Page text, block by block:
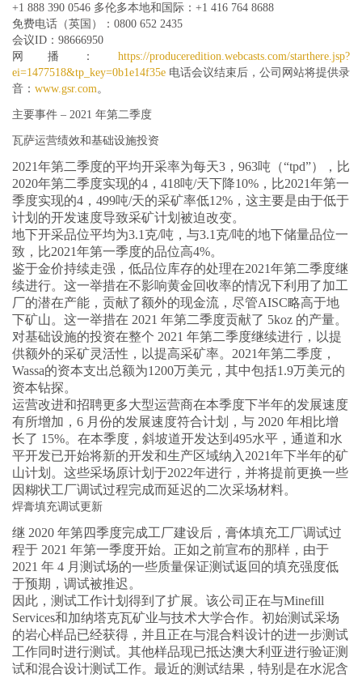
+1 888 390 0546 多伦多本地和国际：+1 416 764 8688
免费电话（英国）： 0800 652 2435
会议ID： 98666950
网播： https://produceredition.webcasts.com/starthere.jsp?
ei=1477518&tp_key=0b1e14f35e 电话会议结束后，公司网站将提供录
音： www.gsr.com 。
主要事件 – 2021 年第二季度
瓦萨运营绩效和基础设施投资
2021年第二季度的平均开采率为每天3，963吨（“tpd”），比
2020年第二季度实现的4，418吨/天下降10%，比2021年第一
季度实现的4，499吨/天的采矿率低12%，这主要是由于低于
计划的开发速度导致采矿计划被迫改变。
地下开采品位平均为3.1克/吨，与3.1克/吨的地下储量品位一
致，比2021年第一季度的品位高4%。
鉴于金价持续走强，低品位库存的处理在2021年第二季度继
续进行。这一举措在不影响黄金回收率的情况下利用了加工
厂的潜在产能，贡献了额外的现金流，尽管AISC略高于地
下矿山。这一举措在 2021 年第二季度贡献了 5koz 的产量。
对基础设施的投资在整个 2021 年第二季度继续进行，以提
供额外的采矿灵活性，以提高采矿率。2021年第二季度，
Wassa的资本支出总额为1200万美元，其中包括1.9万美元的
资本钻探。
运营改进和招聘更多大型运营商在本季度下半年的发展速度
有所增加，6 月份的发展速度符合计划，与 2020 年相比增
长了 15%。在本季度，斜坡道开发达到495水平，通道和水
平开发已开始将新的开发和生产区域纳入2021年下半年的矿
山计划。这些采场原计划于2022年进行，并将提前更换一些
因糊状工厂调试过程完成而延迟的二次采场材料。
焊膏填充调试更新
继 2020 年第四季度完成工厂建设后，膏体填充工厂调试过
程于 2021 年第一季度开始。正如之前宣布的那样，由于
2021 年 4 月测试场的一些质量保证测试返回的填充强度低
于预期，调试被推迟。
因此，测试工作计划得到了扩展。该公司正在与Minefill
Services和加纳塔克瓦矿业与技术大学合作。初始测试采场
的岩心样品已经获得，并且正在与混合料设计的进一步测试
工作同时进行测试。其他样品现已抵达澳大利亚进行验证测
试和混合设计测试工作。最近的测试结果，特别是在水泥含